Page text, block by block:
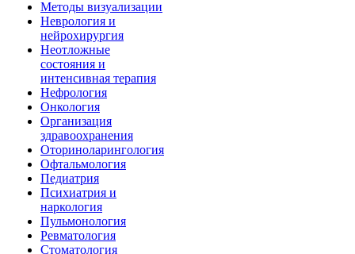
Методы визуализации
Неврология и
нейрохирургия
Неотложные
состояния и
интенсивная терапия
Нефрология
Онкология
Организация
здравоохранения
Оториноларингология
Офтальмология
Педиатрия
Психиатрия и
наркология
Пульмонология
Ревматология
Стоматология